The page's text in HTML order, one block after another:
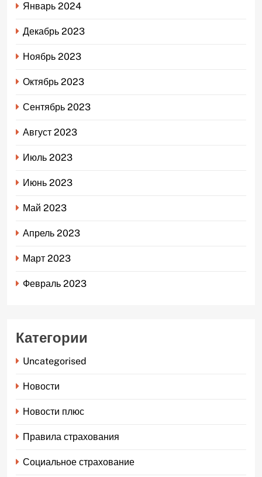
Январь 2024
Декабрь 2023
Ноябрь 2023
Октябрь 2023
Сентябрь 2023
Август 2023
Июль 2023
Июнь 2023
Май 2023
Апрель 2023
Март 2023
Февраль 2023
Категории
Uncategorised
Новости
Новости плюс
Правила страхования
Социальное страхование